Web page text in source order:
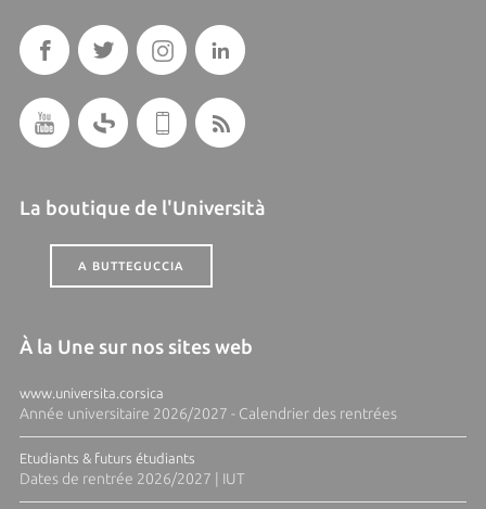
La boutique de l'Università
A BUTTEGUCCIA
À la Une sur nos sites web
www.universita.corsica
Année universitaire 2026/2027 - Calendrier des rentrées
Etudiants & futurs étudiants
Dates de rentrée 2026/2027 | IUT